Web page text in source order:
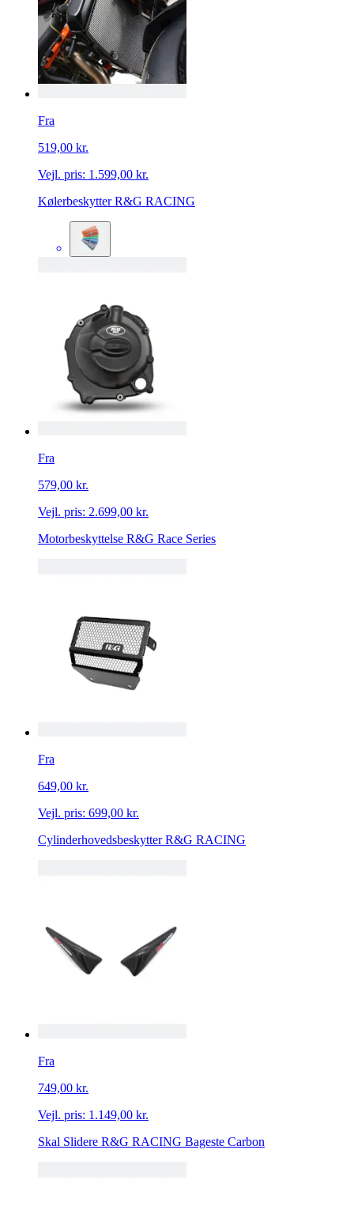
Fra
519,00 kr.
Vejl. pris: 1.599,00 kr.
Kølerbeskytter R&G RACING
Fra
579,00 kr.
Vejl. pris: 2.699,00 kr.
Motorbeskyttelse R&G Race Series
Fra
649,00 kr.
Vejl. pris: 699,00 kr.
Cylinderhovedsbeskytter R&G RACING
Fra
749,00 kr.
Vejl. pris: 1.149,00 kr.
Skal Slidere R&G RACING Bageste Carbon